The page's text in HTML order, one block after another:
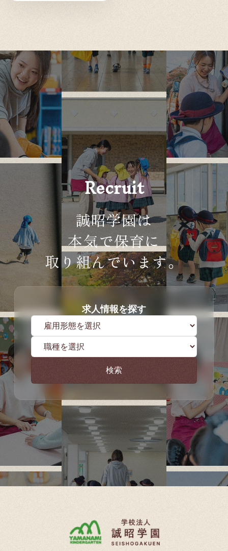
Recruit
誠昭学園は
本気で保育に
取り組んでいます。